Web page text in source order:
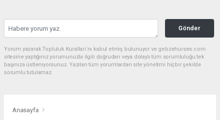
Gönder
Yorum yazarak Topluluk Kuralları’nı kabul etmiş bulunuyor ve gebzehurses.com
sitesine yaptığınız yorumunuzla ilgili doğrudan veya dolaylı tüm sorumluluğu tek
başınıza üstleniyorsunuz. Yazılan tüm yorumlardan site yönetimi hiçbir şekilde
sorumlu tutulamaz.
Anasayfa